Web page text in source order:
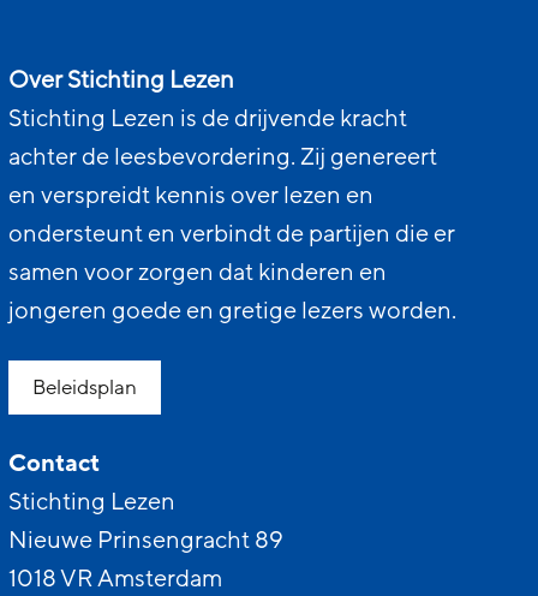
Over Stichting Lezen
Stichting Lezen is de drijvende kracht
achter de leesbevordering. Zij genereert
en verspreidt kennis over lezen en
ondersteunt en verbindt de partijen die er
samen voor zorgen dat kinderen en
jongeren goede en gretige lezers worden.
Beleidsplan
Contact
Stichting Lezen
Nieuwe Prinsengracht 89
1018 VR Amsterdam